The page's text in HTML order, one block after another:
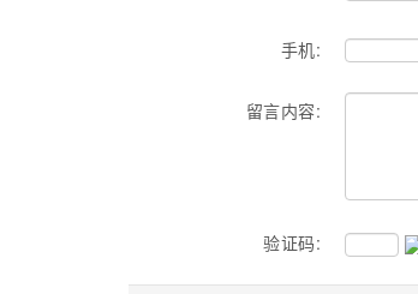
手机:
留言内容:
验证码: